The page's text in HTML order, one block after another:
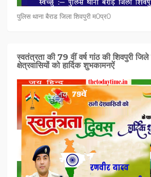
पुलिस थाना बैराड जिला शिवपुरी म0प्र0
स्वतंत्रता की 79 वीं वर्ष गांठ की शिवपुरी
क्षेत्रवासियों को हार्दिक शुभकामनऐं